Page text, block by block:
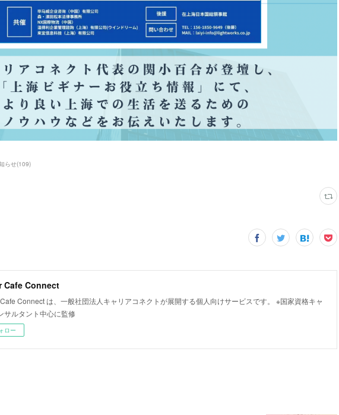
らせ(109)
Cafe Connect
Connect は、一般社団法人キャリアコネクトが展開する個人向けサービスです。 ※国家資格キャ
サルタント中心に監修
ロー